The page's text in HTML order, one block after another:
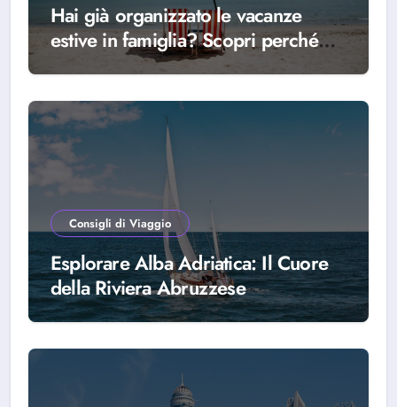
Hai già organizzato le vacanze
estive in famiglia? Scopri perché
scegliere Alba Adriatica
Consigli di Viaggio
Esplorare Alba Adriatica: Il Cuore
della Riviera Abruzzese